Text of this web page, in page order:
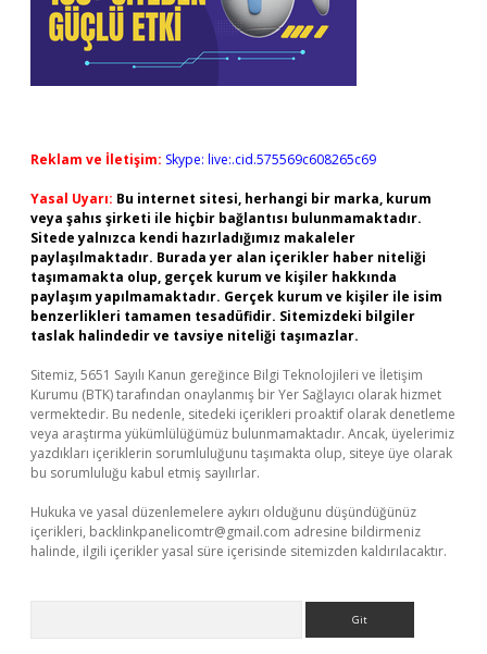
Reklam ve İletişim: Skype: live:.cid.575569c608265c69
Yasal Uyarı: Bu internet sitesi, herhangi bir marka, kurum
veya şahıs şirketi ile hiçbir bağlantısı bulunmamaktadır.
Sitede yalnızca kendi hazırladığımız makaleler
paylaşılmaktadır. Burada yer alan içerikler haber niteliği
taşımamakta olup, gerçek kurum ve kişiler hakkında
paylaşım yapılmamaktadır. Gerçek kurum ve kişiler ile isim
benzerlikleri tamamen tesadüfidir. Sitemizdeki bilgiler
taslak halindedir ve tavsiye niteliği taşımazlar.
Sitemiz, 5651 Sayılı Kanun gereğince Bilgi Teknolojileri ve İletişim
Kurumu (BTK) tarafından onaylanmış bir Yer Sağlayıcı olarak hizmet
vermektedir. Bu nedenle, sitedeki içerikleri proaktif olarak denetleme
veya araştırma yükümlülüğümüz bulunmamaktadır. Ancak, üyelerimiz
yazdıkları içeriklerin sorumluluğunu taşımakta olup, siteye üye olarak
bu sorumluluğu kabul etmiş sayılırlar.
Hukuka ve yasal düzenlemelere aykırı olduğunu düşündüğünüz
içerikleri, backlinkpanelicomtr@gmail.com adresine bildirmeniz
halinde, ilgili içerikler yasal süre içerisinde sitemizden kaldırılacaktır.